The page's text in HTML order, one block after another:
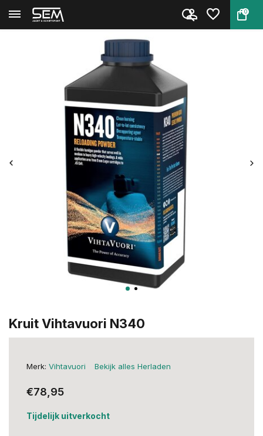
0
Terug Home
Kruit Vihtavuori N340
Merk: Vihtavuori Bekijk alles Herladen
€78,95
Tijdelijk uitverkocht